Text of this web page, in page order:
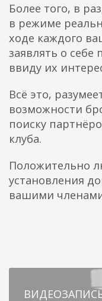
Более того, в
в режиме
ходе каждого
заявлять о
ввиду их
Всё это,
возможности
поиску
клуба.
Положительно
установления
вашими